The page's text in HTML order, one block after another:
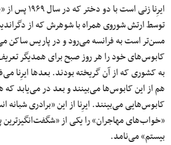
ایرِنا زنی است
توسط ارتش شوروی همراه با شوهرش که از
مسن‌تر است به فرانسه می‌رود و در پاریس
کابوس‌های خود را هر روز صبح برای همدیگر
به کشوری که از آن گریخته بودند. بعدها ایرِنا
هم از این کابوس‌ها می‌بینند و بعد در می‌یابد که
کابوس‌هایی می‌بینند. ایرِنا از این «برادری شبانه
«خواب‌های مهاجران» را یکی از
بیستم» می‌نامد.